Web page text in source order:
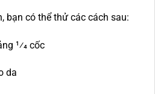
bạn có thể thử các cách sau:
1⁄4 cốc
da